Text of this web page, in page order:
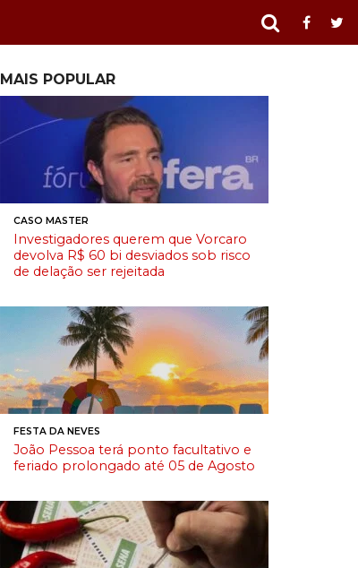
MAIS POPULAR
CASO MASTER
Investigadores querem que Vorcaro
devolva R$ 60 bi desviados sob risco
de delação ser rejeitada
FESTA DA NEVES
João Pessoa terá ponto facultativo e
feriado prolongado até 05 de Agosto